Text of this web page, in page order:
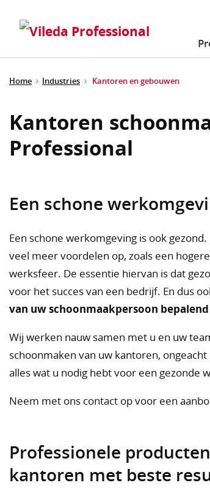
Home Industries Kantoren en gebouwen
Kantoren
Professional
Een schone
Een schone werkomgeving is ook
veel meer voordelen op, zoals een
werksfeer. De essentie hiervan is dat
voor het succes van een bedrijf. En dus
van uw schoonmaakpersoon
Wij werken nauw samen met u en uw
schoonmaken van uw kantoren,
alles wat u nodig hebt voor een gezonde
Neem met ons contact op voor een
Professionele
kantoren met beste